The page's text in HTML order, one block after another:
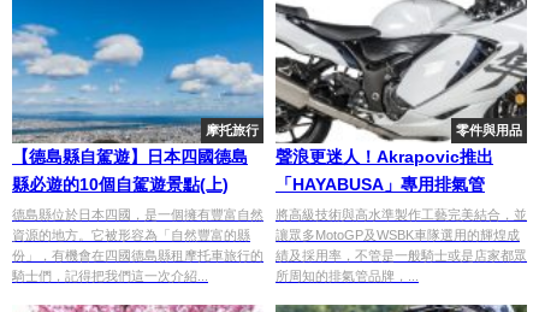
摩托旅行
【德島縣自駕遊】日本四國德島
縣必遊的10個自駕遊景點(上)
德島縣位於日本四國，是一個擁有豐富自然
資源的地方。它被形容為「自然豐富的縣
份」，有機會在四國德島縣租摩托車旅行的
騎士們，記得把我們這一次介紹...
零件與用品
聲浪更迷人！Akrapovic推出
「HAYABUSA」專用排氣管
將高級技術與高水準製作工藝完美結合，並
讓眾多MotoGP及WSBK車隊選用的輝煌成
績及採用率，不管是一般騎士或是店家都眾
所周知的排氣管品牌，...